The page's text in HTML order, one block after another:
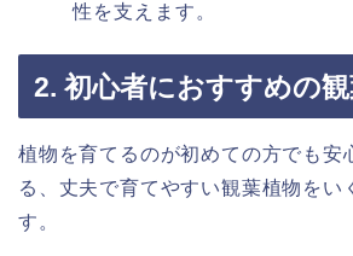
性を支えます。
2. 初心者におすすめの
植物を育てるのが初めての方でも安
る、丈夫で育てやすい観葉植物をい
す。